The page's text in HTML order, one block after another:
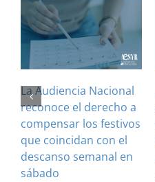
La Audiencia Nacional
reconoce el derecho a
compensar los festivos
que coincidan con el
descanso semanal en
sábado